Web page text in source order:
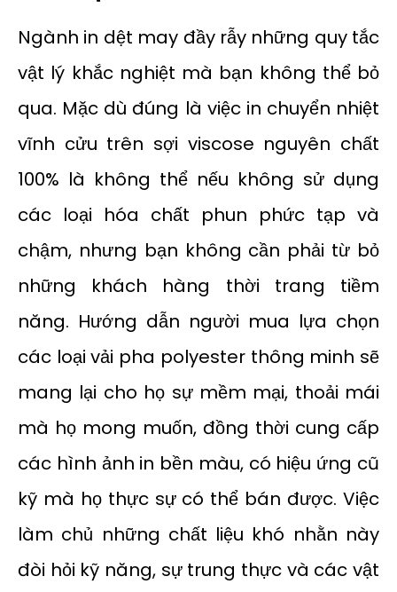
Ngành in dệt may đầy rẫy những quy tắc
vật lý khắc nghiệt mà bạn không thể bỏ
qua. Mặc dù đúng là việc in chuyển nhiệt
vĩnh cửu trên sợi viscose nguyên chất
100% là không thể nếu không sử dụng
các loại hóa chất phun phức tạp và
chậm, nhưng bạn không cần phải từ bỏ
những khách hàng thời trang tiềm
năng. Hướng dẫn người mua lựa chọn
các loại vải pha polyester thông minh sẽ
mang lại cho họ sự mềm mại, thoải mái
mà họ mong muốn, đồng thời cung cấp
các hình ảnh in bền màu, có hiệu ứng cũ
kỹ mà họ thực sự có thể bán được. Việc
làm chủ những chất liệu khó nhằn này
đòi hỏi kỹ năng, sự trung thực và các vật